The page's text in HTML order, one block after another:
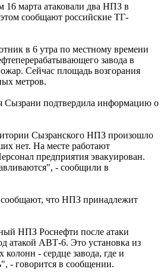
16 марта атаковали два НПЗ в
сообщают российские ТГ-
в 6 утра по местному времени
завода в
Сейчас площадь возгорания
метров.
Сызрани подтвердила информацию о
Сызранского НПЗ произошло
нет. На месте работают
предприятия эвакуирован.
- сообщили в
что НПЗ принадлежит
НПЗ Роснефти после атаки
атакой АВТ-6. Это установка из
- сердце завода, где и
- говорится в сообщении.